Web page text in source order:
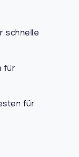
schnelle
für
für